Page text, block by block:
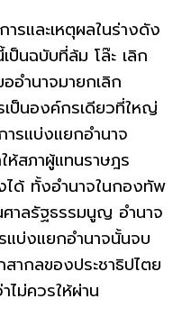
รและเหตุผลในร่างดัง
นฉบับที่ล้ม โล๊ะ เลิก
อำนาจมายกเลิก
ป็นองค์กรเดียวที่ใหญ่
รแบ่งแยกอำนาจ
สภาผู้แทนราษฎร
ได้ ทั้งอำนาจในกองทัพ
ศาลรัฐธรรมนูญ อำนาจ
แบ่งแยกอำนาจนั้นจบ
ากลของประชาธิปไตย
ไม่ควรให้ผ่าน